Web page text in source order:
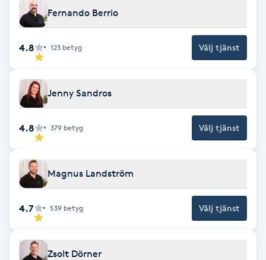
Fotsvamp
Fotvård
Fransar
Fransborttagning
Fransfärgning
Fransförlängning
Fransförlängning Megavolym
Fransförlängning Volym
Fernando Berrio
4.8 123 betyg Välj tjänst
Jenny Sandros
4.8 379 betyg Välj tjänst
Magnus Landström
4.7 539 betyg Välj tjänst
Zsolt Dörner